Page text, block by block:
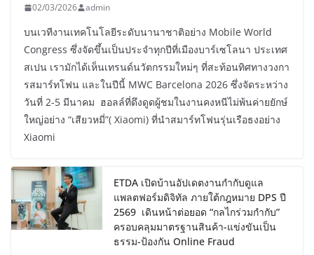
02/03/2026 admin
บนเวทีงานเทคโนโลยีระดับนานาชาติอย่าง Mobile World
Congress ซึ่งจัดขึ้นเป็นประจำทุกปีที่เมืองบาร์เซโลนา ประเทศ
สเปน เรามักได้เห็นเทรนด์นวัตกรรมใหม่ๆ ที่สะท้อนทิศทางวงกา
รสมาร์ทโฟน และในปีนี้ MWC Barcelona 2026 ซึ่งจัดระหว่าง
วันที่ 2-5 มีนาคม ฮอลล์ที่ดึงดูดผู้ชมในงานคงหนีไม่พ้นค่ายยักษ์
ใหญ่อย่าง “เสียวหมี่”( Xiaomi) ที่นำสมาร์ทโฟนรุ่นเรือธงอย่าง
Xiaomi
ETDA เปิดบ้านอัปเดตงานกำกับดูแล
แพลตฟอร์มดิจิทัล ภายใต้กฎหมาย DPS ปี
2569 เดินหน้าต่อยอด “กลไกร่วมกำกับ”
ครอบคลุมมาตรฐานสินค้า-แข่งขันเป็น
ธรรม-ป้องกัน Online Fraud